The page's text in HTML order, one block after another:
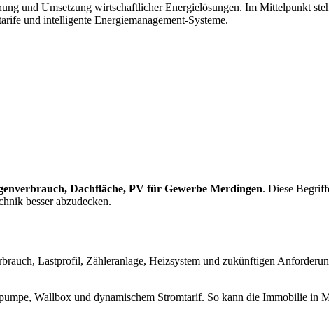
und Umsetzung wirtschaftlicher Energielösungen. Im Mittelpunkt
und intelligente Energiemanagement-Systeme.
Dachfläche, PV für Gewerbe Merdingen. Diese
besser abzudecken.
Lastprofil, Zähleranlage, Heizsystem und zukünftigen
Wallbox und dynamischem Stromtarif. So kann die Immobilie in